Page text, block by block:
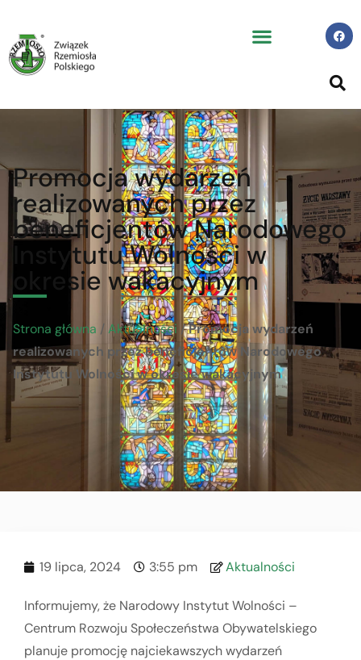
Promocja wydarzeń
realizowanych przez
beneficjentów Narodowego
Instytutu Wolności w
okresie wakacyjnym
Strona główna / Aktualności /Promocja wydarzeń
realizowanych przez beneficjentów Narodowego
Instytutu Wolności w okresie wakacyjnym
19 lipca, 2024 3:55 pm Aktualności
Informujemy, że Narodowy Instytut Wolności –
Centrum Rozwoju Społeczeństwa Obywatelskiego
planuje promocję najciekawszych wydarzeń